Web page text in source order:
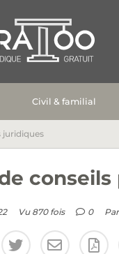
Civil & familial
juridiques
Vu 870 fois 0 Par